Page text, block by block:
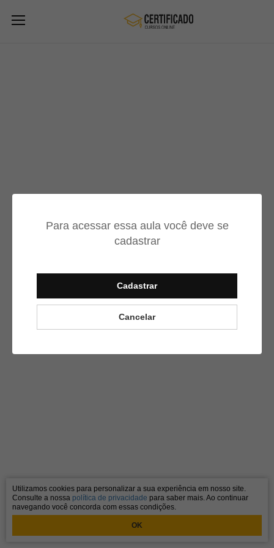
Para acessar essa aula você deve se
cadastrar
Cadastrar
Cancelar
Utilizamos cookies para personalizar a sua experiência em nosso site.
Consulte a nossa política de privacidade para saber mais. Ao continuar
navegando você concorda com essas condições.
OK